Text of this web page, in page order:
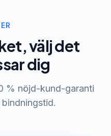
välj det
dig
% nöjd-kund-garanti